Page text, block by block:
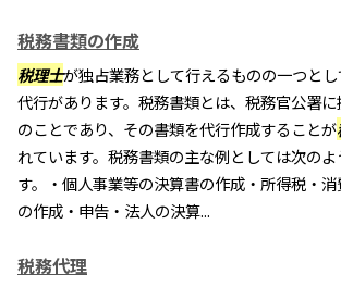
税務書類の作成
税理士が独占業務として行えるものの一つと
代行があります。税務書類とは、税務官公署
のことであり、その書類を代行作成することが
れています。税務書類の主な例としては次の
す。・個人事業等の決算書の作成・所得税・
の作成・申告・法人の決算...
税務代理